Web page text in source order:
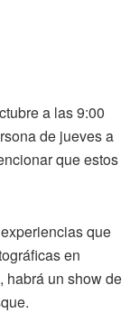
a las 9:00
de jueves a
que estos
que
en
habrá un show de